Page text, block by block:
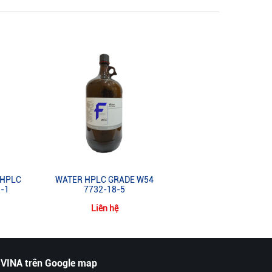
1
WATER HPLC GRADE W54
7732-18-5
Liên hệ
trên Google map